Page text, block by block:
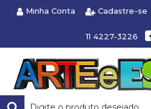
Minha Conta Cadastre-se
11 4227-3226